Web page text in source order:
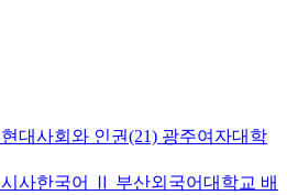
현대사회와 인권(21) 광주여자대학
시사한국어 Ⅱ 부산외국어대학교 배